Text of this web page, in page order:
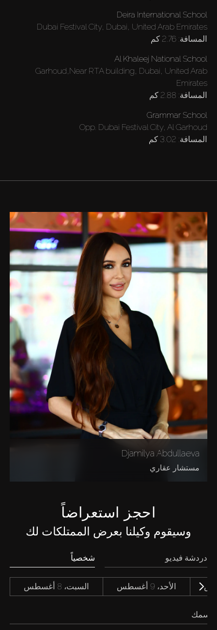
من نحن
Deira International School
Dubai Festival City, Dubai, United Arab Emirates
المسافة: 2.76 كم
Al Khaleej National School
Garhoud,Near RTA building, Dubai, United Arab
Emirates
المسافة: 2.88 كم
Grammar School
Opp. Dubai Festival City, Al Garhoud
المسافة: 3.02 كم
Djamilya Abdullaeva
مستشار عقاري
احجز استعراضاً
وسيقوم وكيلنا بعرض الممتلكات لك
شخصياً دردشة فيديو
السبت، 8 أغسطس الأحد، 9 أغسطس